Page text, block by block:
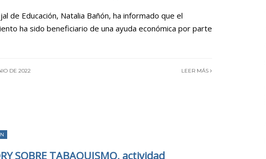
de Educación, Natalia Bañón, ha informado que el
ha sido beneficiario de una ayuda económica por parte
DE 2022 LEER MÁS
SOBRE TABAQUISMO, actividad